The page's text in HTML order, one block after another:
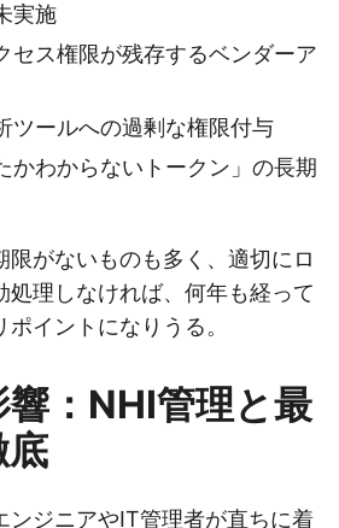
実施
セス権限が残存するベンダーア
ツールへの過剰な権限付与
かわからないトークン」の長期
限がないものも多く、適切にロ
処理しなければ、何年も経って
イントになりうる。
：NHI管理と最
底
ンジニアやIT管理者が直ちに着